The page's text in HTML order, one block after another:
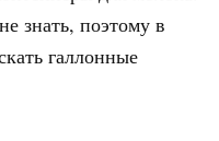
знать, поэтому в
галлонные